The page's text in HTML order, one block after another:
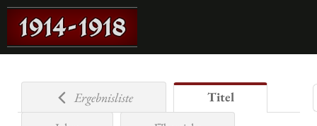
Ergebnisliste
Titel